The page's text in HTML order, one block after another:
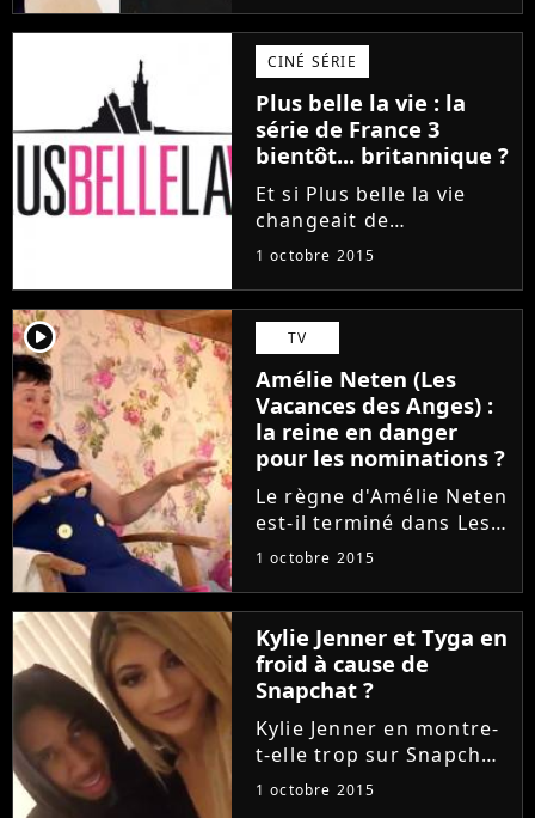
de chants traditionnels
corses "Corsu Mezzu
Mezzu". Écoutez !
CINÉ SÉRIE
Plus belle la vie : la
série de France 3
bientôt... britannique ?
Et si Plus belle la vie
changeait de
nationalité... C'est ce
article paru ce jeudi 1er
octobre sur le blog CGC
des médias qui explique
que la société de
production...
1 octobre 2015
player2 TV
Amélie Neten (Les
Vacances des Anges) :
la reine en danger
pour les nominations ?
Le règne d'Amélie Neten
est-il terminé dans Les
Vacances des Anges All
s'est mis tous les
candidats à dos à force
de se plaindre. Les
doyennes aussi en ont
assez...
1 octobre 2015
Kylie Jenner et Tyga en
froid à cause de
Snapchat ?
Kylie Jenner en montre-
t-elle trop sur Snapchat
? Ce serait en tout cas
1 octobre 2015